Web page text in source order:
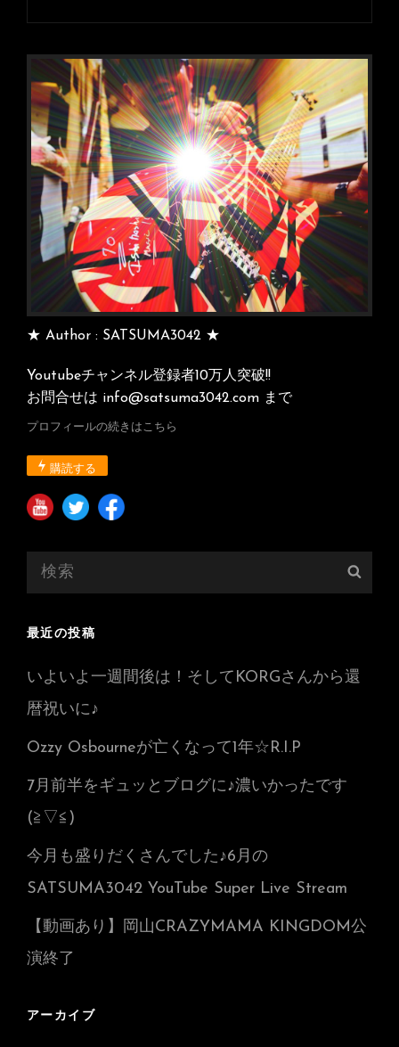
ゲ
ョ
ン
★ Author : SATSUMA3042 ★
Youtubeチャンネル登録者10万人突破!!
お問合せは info@satsuma3042.com まで
プロフィールの続きはこちら
購読する
最近の投稿
いよいよ一週間後は！そしてKORGさんから還
暦祝いに♪
Ozzy Osbourneが亡くなって1年☆R.I.P
7月前半をギュッとブログに♪濃いかったです
(≧▽≦)
今月も盛りだくさんでした♪6月の
SATSUMA3042 YouTube Super Live Stream
【動画あり】岡山CRAZYMAMA KINGDOM公
演終了
アーカイブ